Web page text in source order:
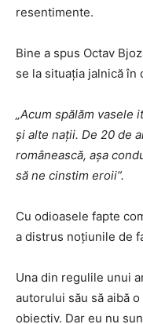
resentimente.
Bine a spus Octav
se la situația jalnică în
„Acum spălăm vasele
și alte nații. De 20 de
românească, așa
să ne cinstim eroii”.
Cu odioasele fapte
a distrus noțiunile de
Una din regulile unui
autorului său să aibă
obiectiv. Dar eu nu